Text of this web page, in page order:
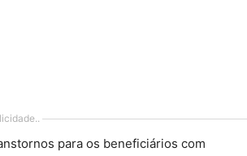
para os beneficiários com